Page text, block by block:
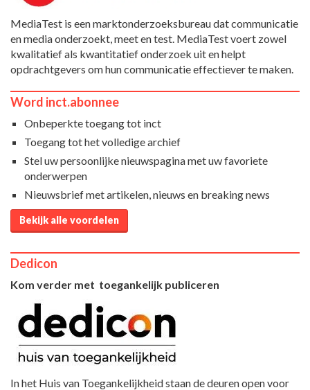
MediaTest is een marktonderzoeksbureau dat communicatie
en media onderzoekt, meet en test. MediaTest voert zowel
kwalitatief als kwantitatief onderzoek uit en helpt
opdrachtgevers om hun communicatie effectiever te maken.
Word inct.abonnee
Onbeperkte toegang tot inct
Toegang tot het volledige archief
Stel uw persoonlijke nieuwspagina met uw favoriete
onderwerpen
Nieuwsbrief met artikelen, nieuws en breaking news
Bekijk alle voordelen
Dedicon
Kom verder met toegankelijk publiceren
In het Huis van Toegankelijkheid staan de deuren open voor